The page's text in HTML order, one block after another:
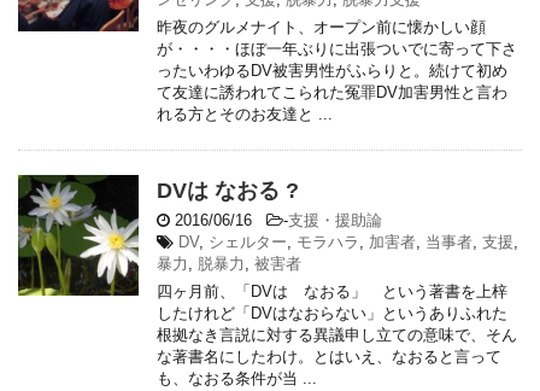
昨夜のグルメナイト、オープン前に懐かしい顔
が・・・・ほぼ一年ぶりに出張ついでに寄って下さ
ったいわゆるDV被害男性がふらりと。続けて初め
て友達に誘われてこられた冤罪DV加害男性と言わ
れる方とそのお友達と ...
DVは なおる ?
2016/06/16 -支援・援助論
DV, シェルター モラハラ 加害者 当事者 支援
暴力
脱暴力
被害者
四ヶ月前、「DVは なおる」 という著書を上梓
したけれど「DVはなおらない」というありふれた
根拠なき言説に対する異議申し立ての意味で、そん
な著書名にしたわけ。とはいえ、なおると言って
も、なおる条件が当 ...